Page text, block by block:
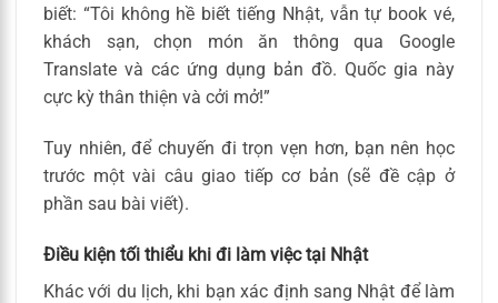
biết: “Tôi không hề biết tiếng Nhật, vẫn tự book vé,
khách sạn, chọn món ăn thông qua Google
Translate và các ứng dụng bản đồ. Quốc gia này
cực kỳ thân thiện và cởi mở!”
Tuy nhiên, để chuyến đi trọn vẹn hơn, bạn nên học
trước một vài câu giao tiếp cơ bản (sẽ đề cập ở
phần sau bài viết).
Điều kiện tối thiểu khi đi làm việc tại Nhật
Khác với du lịch, khi bạn xác định sang Nhật để làm